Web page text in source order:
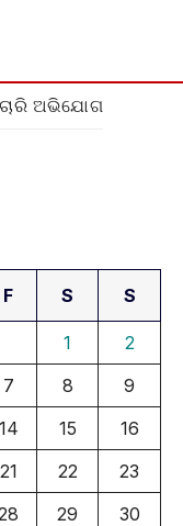
ଅଭିଯୋଗ
F S S
1
2
7 8
9
14 15
16
21 22
23
29
30